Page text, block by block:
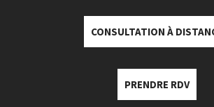
CONSULTATION À
PRENDRE RDV